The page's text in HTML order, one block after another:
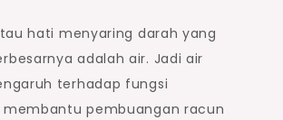
hati menyaring darah yang
adalah air. Jadi air
terhadap fungsi
membantu pembuangan racun